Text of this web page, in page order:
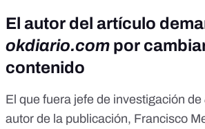
El autor del artículo
okdiario.com por
contenido
El que fuera jefe de investigación de
autor de la publicación, Francisco